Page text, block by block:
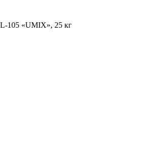
105 «UMIX», 25 кг